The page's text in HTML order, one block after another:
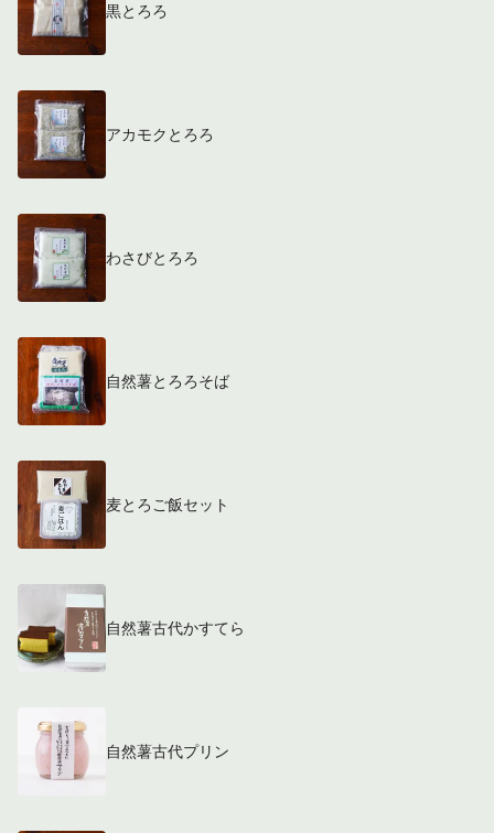
黒とろろ
アカモクとろろ
わさびとろろ
自然薯とろろそば
麦とろご飯セット
自然薯古代かすてら
自然薯古代プリン